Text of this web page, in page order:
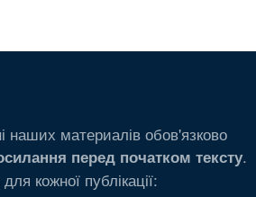
наших материалів обов'язково
перед початком тексту.
кожної публікації: